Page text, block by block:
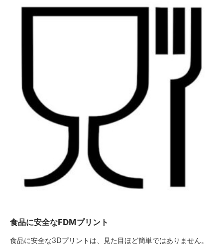
食品に安全なFDMプリント
食品に安全な3Dプリントは、見た目ほど簡単ではありません。